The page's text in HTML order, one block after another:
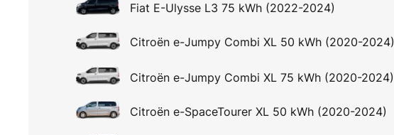
Fiat E-Ulysse L3 75 kWh (2022-2024)
Citroën e-Jumpy Combi XL 50 kWh (2020-2024)
Citroën e-Jumpy Combi XL 75 kWh (2020-2024)
Citroën e-SpaceTourer XL 50 kWh (2020-2024)